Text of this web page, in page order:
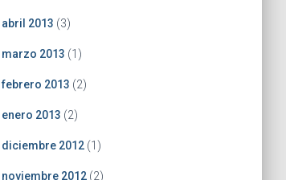
abril 2013 (3)
marzo 2013 (1)
febrero 2013 (2)
enero 2013 (2)
diciembre 2012(1)
noviembre 2012(2)